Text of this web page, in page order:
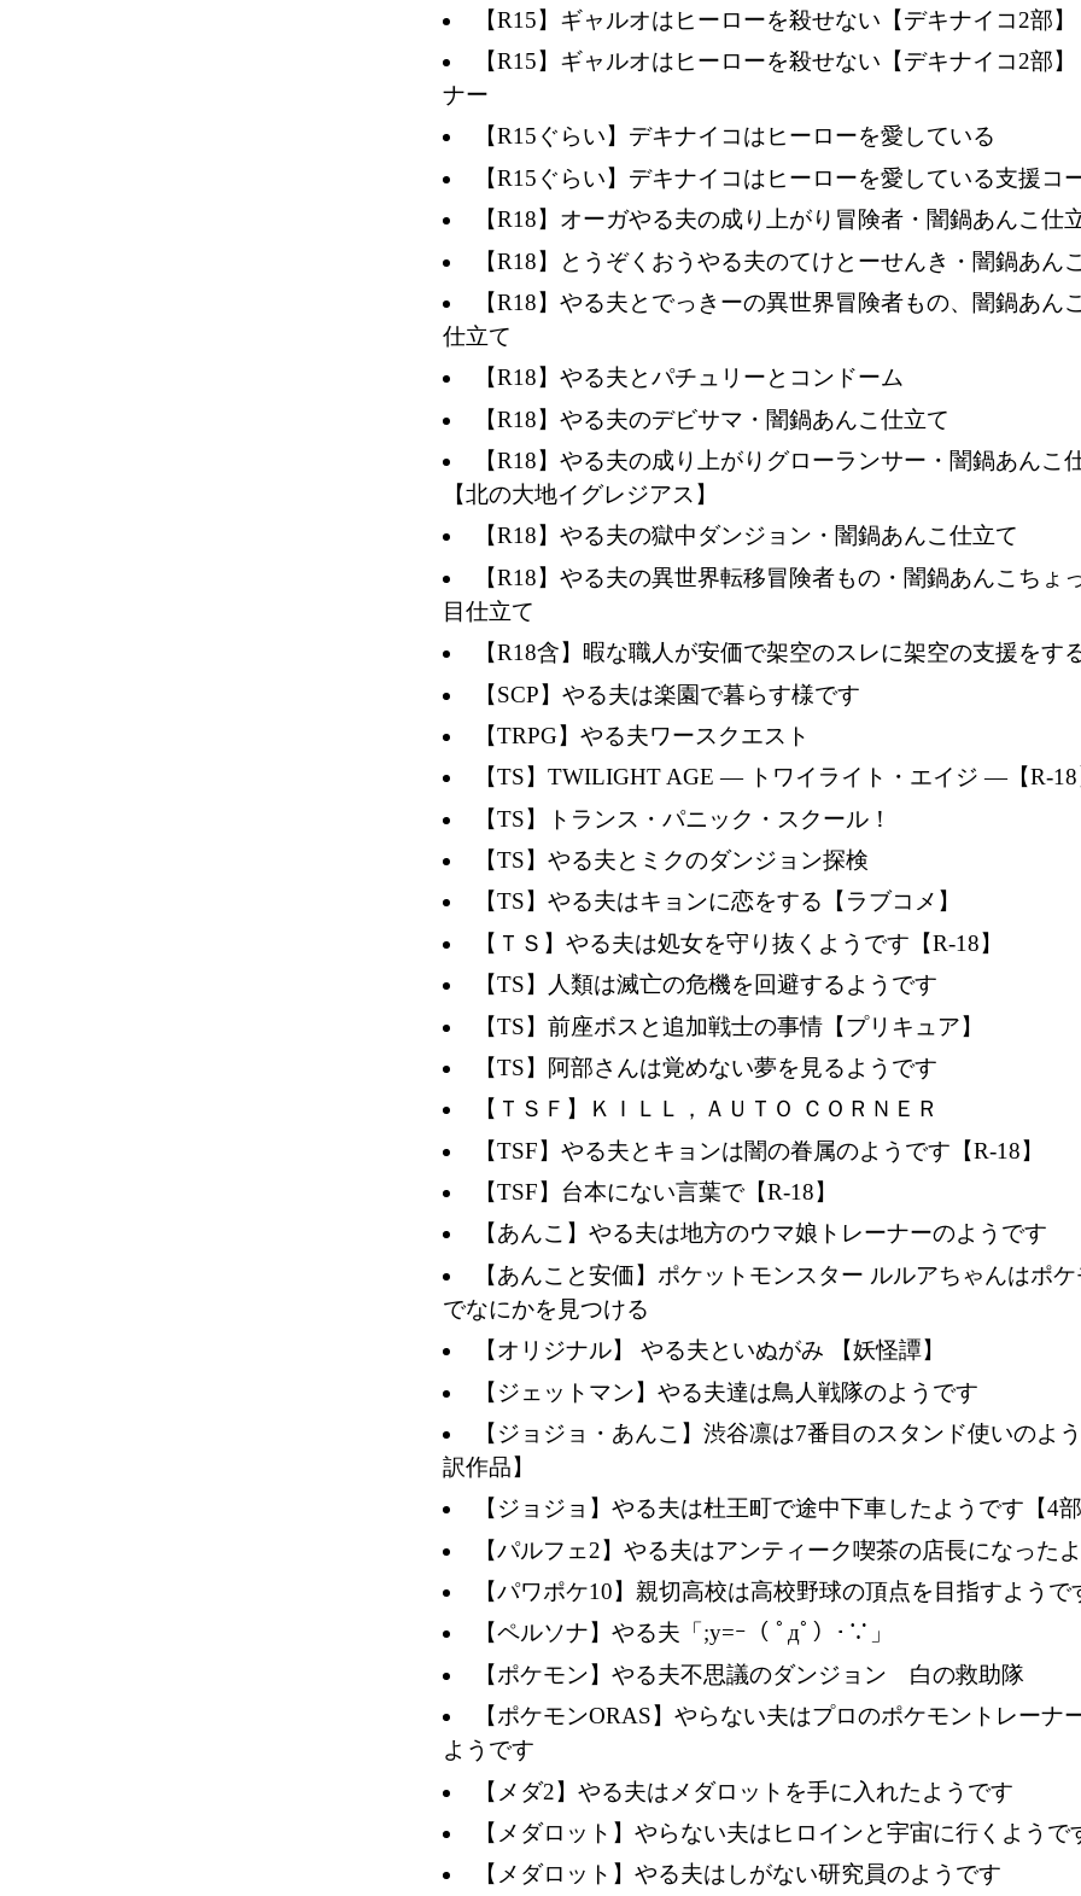
【R15】ギャルオはヒーローを殺せない【デキナイコ2部】
【R15】ギャルオはヒーローを殺せない【デキナイコ2部
ナー
【R15ぐらい】デキナイコはヒーローを愛している
【R15ぐらい】デキナイコはヒーローを愛している支援コ
【R18】オーガやる夫の成り上がり冒険者・闇鍋あんこ仕
【R18】とうぞくおうやる夫のてけとーせんき・闇鍋あん
【R18】やる夫とでっきーの異世界冒険者もの、闇鍋あん
仕立て
【R18】やる夫とパチュリーとコンドーム
【R18】やる夫のデビサマ・闇鍋あんこ仕立て
【R18】やる夫の成り上がりグローランサー・闇鍋あんこ
【北の大地イグレジアス】
【R18】やる夫の獄中ダンジョン・闇鍋あんこ仕立て
【R18】やる夫の異世界転移冒険者もの・闇鍋あんこちょ
目仕立て
【R18含】暇な職人が安価で架空のスレに架空の支援をす
【SCP】やる夫は楽園で暮らす様です
【TRPG】やる夫ワースクエスト
【TS】TWILIGHT AGE ― トワイライト・エイジ ―【R-
【TS】トランス・パニック・スクール！
【TS】やる夫とミクのダンジョン探検
【TS】やる夫はキョンに恋をする【ラブコメ】
【ＴＳ】やる夫は処女を守り抜くようです【R-18】
【TS】人類は滅亡の危機を回避するようです
【TS】前座ボスと追加戦士の事情【プリキュア】
【TS】阿部さんは覚めない夢を見るようです
【ＴＳＦ】ＫＩＬＬ，ＡＵＴＯ ＣＯＲＮＥＲ
【TSF】やる夫とキョンは闇の眷属のようです【R-18】
【TSF】台本にない言葉で【R-18】
【あんこ】やる夫は地方のウマ娘トレーナーのようです
【あんこと安価】ポケットモンスター ルルアちゃんはポ
でなにかを見つける
【オリジナル】 やる夫といぬがみ 【妖怪譚】
【ジェットマン】やる夫達は鳥人戦隊のようです
【ジョジョ・あんこ】渋谷凛は7番目のスタンド使いのよ
訳作品】
【ジョジョ】やる夫は杜王町で途中下車したようです【4
【パルフェ2】やる夫はアンティーク喫茶の店長になった
【パワポケ10】親切高校は高校野球の頂点を目指すようで
【ペルソナ】やる夫「;y=ｰ（ ﾟдﾟ）･∵」
【ポケモン】やる夫不思議のダンジョン 白の救助隊
【ポケモンORAS】やらない夫はプロのポケモントレーナ
ようです
【メダ2】やる夫はメダロットを手に入れたようです
【メダロット】やらない夫はヒロインと宇宙に行くようで
【メダロット】やる夫はしがない研究員のようです